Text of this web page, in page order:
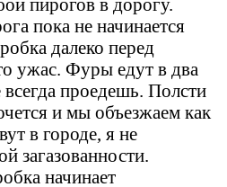
пока не начинается
далеко перед
ужас. Фуры едут в два
проедешь. Полсти
и мы объезжаем как
в городе, я не
загазованности.
начинает